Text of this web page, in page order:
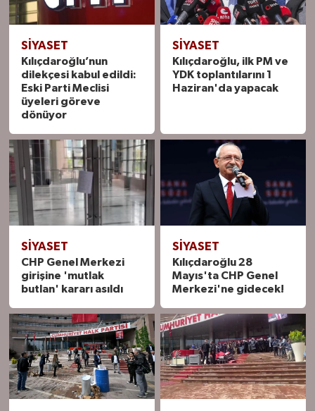
SIYASET
Kılıçdaroğlu’nun
dilekçesi kabul edildi:
Eski Parti Meclisi
üyeleri göreve
dönüyor
SIYASET
Kılıçdaroğlu, ilk PM ve
YDK toplantılarını 1
Haziran'da yapacak
SIYASET
CHP Genel Merkezi
girişine 'mutlak
butlan' kararı asıldı
SIYASET
Kılıçdaroğlu 28
Mayıs'ta CHP Genel
Merkezi'ne gidecek!